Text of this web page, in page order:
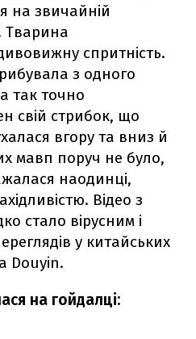
на звичайній
Тварина
спритність.
з одного
так точно
свій стрибок, що
вгору та вниз й
мавп поруч не було,
наодинці,
Відео з
стало вірусним і
у китайських
Douyin.
на гойдалці: